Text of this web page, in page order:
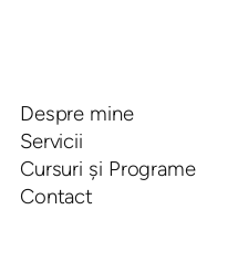
Despre mine
Servicii
Cursuri și Programe
Contact